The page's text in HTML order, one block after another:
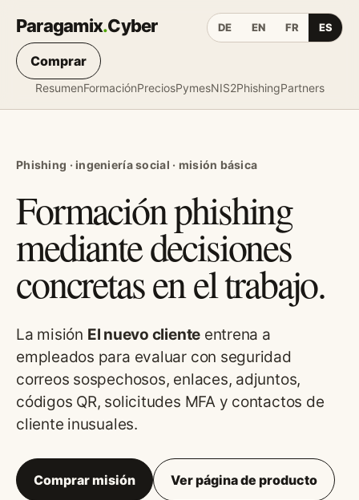
Paragamix.Cyber
ResumenFormaciónPreciosPymesNIS2PhishingPartners
DE EN FR ES
Comprar
Phishing · ingeniería social · misión básica
Formación phishing
mediante decisiones
concretas en el trabajo.
La misión El nuevo cliente entrena a
empleados para evaluar con seguridad
correos sospechosos, enlaces, adjuntos,
códigos QR, solicitudes MFA y contactos de
cliente inusuales.
Comprar misión Ver página de producto